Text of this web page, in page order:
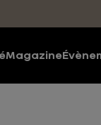
Magazine